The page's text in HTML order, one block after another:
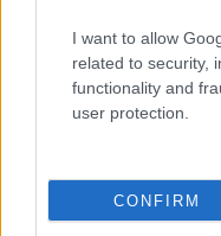
I want to allow
related to security,
functionality and
user protection.
CONFIRM